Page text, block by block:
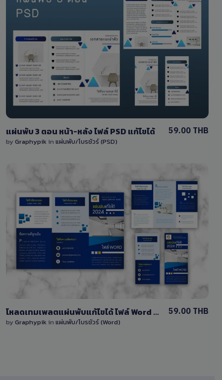
View Details
แผ่นพับ 3 ตอน หน้า-หลัง ไฟล์ PSD แก้ไขได้
by Graphypik in แผ่นพับ/โบรชัวร์ (PSD)
59.00 THB
View Details
2 Sales
โหลดเทมเพลตแผ่นพับแก้ไขได้ ไฟล์ Word (docx) พื้นหลังสีน้ำเงิน
by Graphypik in แผ่นพับ/โบรชัวร์ (Word)
59.00 THB